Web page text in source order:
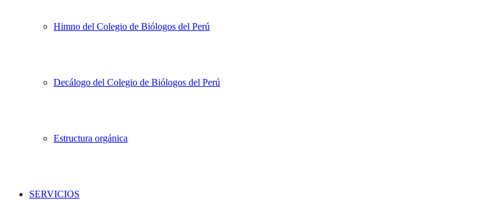
Himno del Colegio de Biólogos del Perú
Decálogo del Colegio de Biólogos del Perú
Estructura orgánica
SERVICIOS